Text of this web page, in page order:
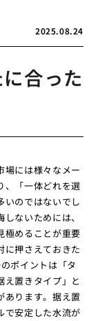
2025.08.24
合った
場には様々なメー
、「一体どれを選
いのではないでし
ないためには、
極めることが重要
に押さえておきた
ポイントは「タ
え置きタイプ」と
あります。据え置
で安定した水流が